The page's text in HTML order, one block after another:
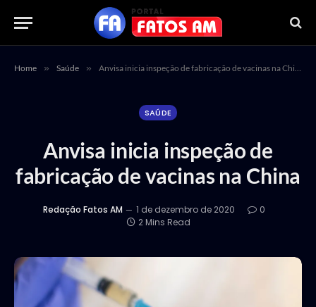
Home » Saúde » Anvisa inicia inspeção de fabricação de vacinas na China
SAÚDE
Anvisa inicia inspeção de
fabricação de vacinas na China
Redação Fatos AM 1 de dezembro de 2020
0
2 Mins Read